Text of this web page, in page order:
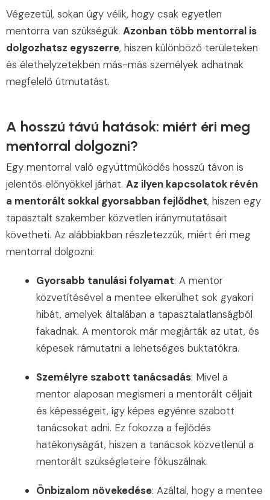
Végezetül, sokan úgy vélik, hogy csak egyetlen
mentorra van szükségük. Azonban több mentorral is
dolgozhatsz egyszerre, hiszen különböző területeken
és élethelyzetekben más-más személyek adhatnak
megfelelő útmutatást.
A hosszú távú hatások: miért éri meg
mentorral dolgozni?
Egy mentorral való együttműködés hosszú távon is
jelentős előnyökkel járhat. Az ilyen kapcsolatok révén
a mentorált sokkal gyorsabban fejlődhet, hiszen egy
tapasztalt szakember közvetlen iránymutatásait
követheti. Az alábbiakban részletezzük, miért éri meg
mentorral dolgozni:
Gyorsabb tanulási folyamat: A mentor
közvetítésével a mentee elkerülhet sok gyakori
hibát, amelyek általában a tapasztalatlanságból
fakadnak. A mentorok már megjárták az utat, és
képesek rámutatni a lehetséges buktatókra.
Személyre szabott tanácsadás: Mivel a
mentor alaposan megismeri a mentorált céljait
és képességeit, így képes egyénre szabott
tanácsokat adni. Ez fokozza a fejlődés
hatékonyságát, hiszen a tanácsok közvetlenül a
mentorált szükségleteire fókuszálnak.
Önbizalom növekedése: Azáltal, hogy a mentee